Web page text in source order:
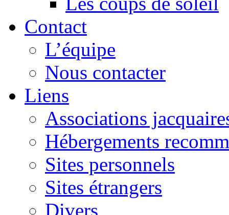
Contact
L’équipe
Nous contacter
Liens
Associations
Hébergements
Sites personnels
Sites étrangers
Divers